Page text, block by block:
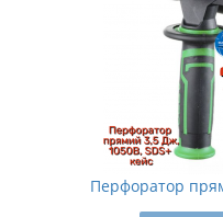
Перфоратор